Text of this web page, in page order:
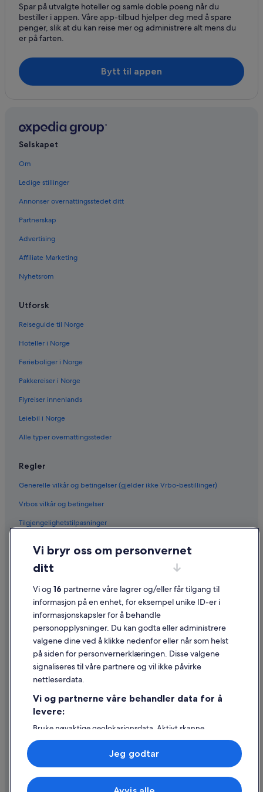
Spar på utvalgte hoteller og samle doble poeng når du
bestiller i appen. Våre app-tilbud hjelper deg med å spare
penger, slik at du kan reise mer og administrere alt mens du
er på farten.
Bytt til appen
Selskapet
Om
Ledige stillinger
Annonser overnattingsstedet ditt
Partnerskap
Advertising
Affiliate Marketing
Nyhetsrom
Utforsk
Reiseguide til Norge
Hoteller i Norge
Ferieboliger i Norge
Pakkereiser i Norge
Flyreiser innenlands
Leiebil i Norge
Alle typer overnattingssteder
Regler
Generelle vilkår og betingelser (gjelder ikke Vrbo-bestillinger)
Vrbos vilkår og betingelser
Tilgjengelighetstilpasninger
Juridisk informasjon / kontakt oss
Retningslinjer for innhold og rapportering av innhold
Hjelp
Kontakt oss
Avbestille eller endre bestillingen
Refusjonsprosessen og tidsrammer for refusjon
Internasjonale reisedokumenter
Vi bryr oss om personvernet
ditt
Vi og 16 partnerne våre lagrer og/eller får tilgang til
informasjon på en enhet, for eksempel unike ID-er i
informasjonskapsler for å behandle
personopplysninger. Du kan godta eller administrere
valgene dine ved å klikke nedenfor eller når som helst
på siden for personvernerklæringen. Disse valgene
signaliseres til våre partnere og vil ikke påvirke
nettleserdata.
Vi og partnerne våre behandler data for å
levere:
Bruke nøyaktige geolokasjonsdata. Aktivt skanne
enhetsegenskaper for identifikasjon. Lagre og/eller få
tilgang til informasjon på en enhet. Personlig tilpasset
annonsering og innhold, annonsering- og
innholdsmåling, publikumsundersøkelser og
tjenesteutvikling.
Jeg godtar